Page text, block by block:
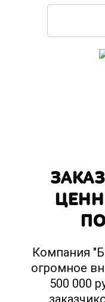
Компания
огромное
500 000